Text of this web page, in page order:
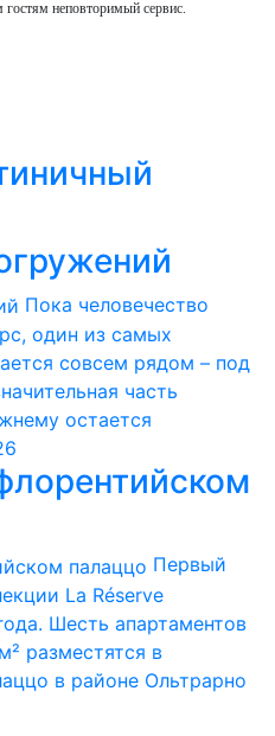
неповторимый сервис.
Пока человечество
один из самых
совсем рядом – под
часть
остается
Первый
La Réserve
Шесть апартаментов
разместятся в
в районе Ольтрарно